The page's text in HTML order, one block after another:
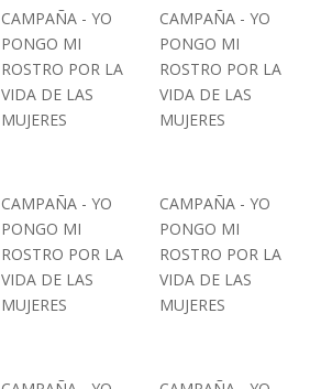
CAMPAÑA - YO
PONGO MI
ROSTRO POR LA
VIDA DE LAS
MUJERES
CAMPAÑA - YO
PONGO MI
ROSTRO POR LA
VIDA DE LAS
MUJERES
CAMPAÑA - YO
PONGO MI
ROSTRO POR LA
VIDA DE LAS
MUJERES
CAMPAÑA - YO
PONGO MI
ROSTRO POR LA
VIDA DE LAS
MUJERES